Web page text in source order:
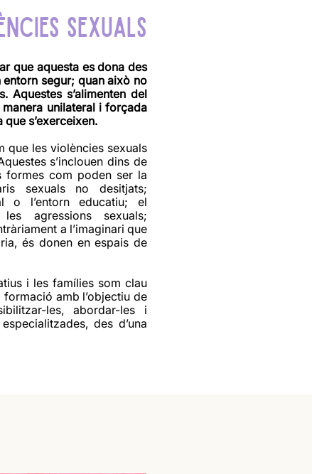
SEXUALS
que aquesta es dona des
segur; quan això no
Aquestes s’alimenten del
unilateral i forçada
s’exerceixen.
que les violències sexuals
s’inclouen dins de
formes com poden ser la
sexuals no desitjats;
o l’entorn educatiu; el
agressions sexuals;
a l’imaginari que
és donen en espais de
i les famílies som clau
amb l’objectiu de
les, abordar-les i
des d’una